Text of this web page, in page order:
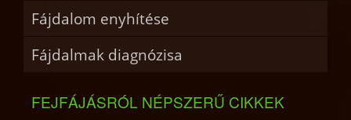
Fájdalom enyhítése
Fájdalmak diagnózisa
FEJFÁJÁSRÓL NÉPSZERŰ CIKKEK